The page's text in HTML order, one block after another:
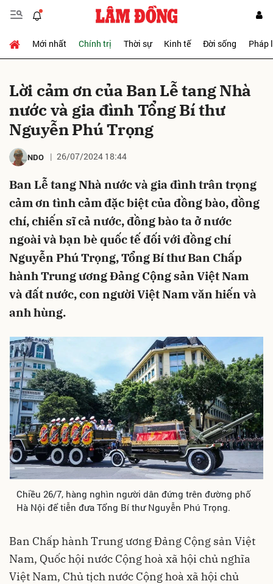
Mới nhất Chính trị Thời sự Kinh tế Đời sống Pháp
Lời cảm ơn của Ban Lễ tang Nhà
nước và gia đình Tổng Bí thư
Nguyễn Phú Trọng
NDO 26/07/2024 18:44
Ban Lễ tang Nhà nước và gia đình trân trọng
cảm ơn tình cảm đặc biệt của đồng bào, đồng
chí, chiến sĩ cả nước, đồng bào ta ở nước
ngoài và bạn bè quốc tế đối với đồng chí
Nguyễn Phú Trọng, Tổng Bí thư Ban Chấp
hành Trung ương Đảng Cộng sản Việt Nam
và đất nước, con người Việt Nam văn hiến và
anh hùng.
Chiều 26/7, hàng nghìn người dân đứng trên đường phố
Hà Nội để tiễn đưa Tổng Bí thư Nguyễn Phú Trọng.
Ban Chấp hành Trung ương Đảng Cộng sản Việt
Nam, Quốc hội nước Cộng hoà xã hội chủ nghĩa
Việt Nam, Chủ tịch nước Cộng hoà xã hội chủ
Gửi bình luận
Hủy Gửi